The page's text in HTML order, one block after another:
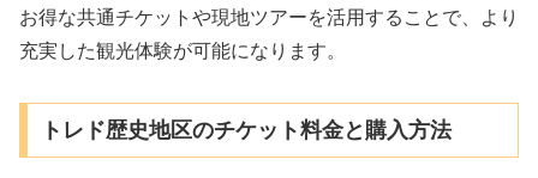
お得な共通チケットや現地ツアーを活用することで、より
充実した観光体験が可能になります。
トレド歴史地区のチケット料金と購入方法